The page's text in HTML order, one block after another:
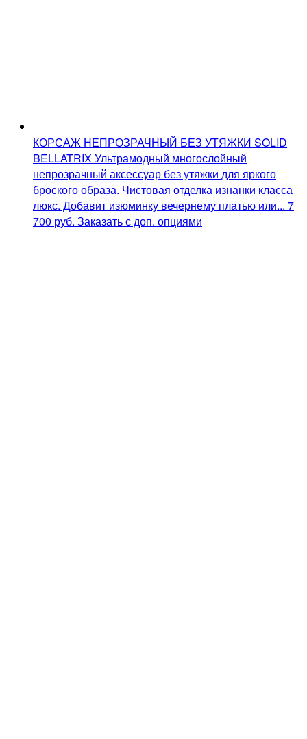
КОРСАЖ НЕПРОЗРАЧНЫЙ БЕЗ УТЯЖКИ SOLID
BELLATRIXУльтрамодный многослойный
непрозрачный аксессуар без утяжки для яркого
броского образа. Чистовая отделка изнанки класса
люкс. Добавит изюминку вечернему платью или... 7
700 руб. Заказать с доп. опциями